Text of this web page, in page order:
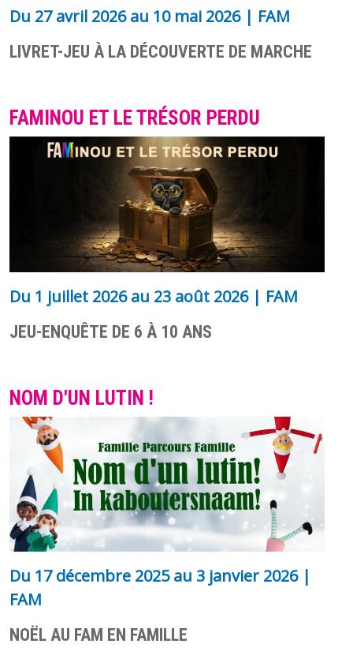
Du 27 avril 2026au 10 mai 2026| FAM
LIVRET-JEU À LA DÉCOUVERTE DE MARCHE
FAMINOU ET LE TRÉSOR PERDU
Du 1 juillet 2026au 23 août 2026| FAM
JEU-ENQUÊTE DE 6 À 10 ANS
NOM D'UN LUTIN !
Du 17 décembre 2025au 3 janvier 2026|
FAM
NOËL AU FAM EN FAMILLE